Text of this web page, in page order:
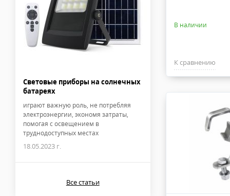
Световые приборы на солнечных
батареях
играют важную роль, не потребляя
электроэнергии, экономя затраты,
помогая с освещением в
труднодоступных местах
18.05.2023 г.
Все статьи
В наличии
К сравнению